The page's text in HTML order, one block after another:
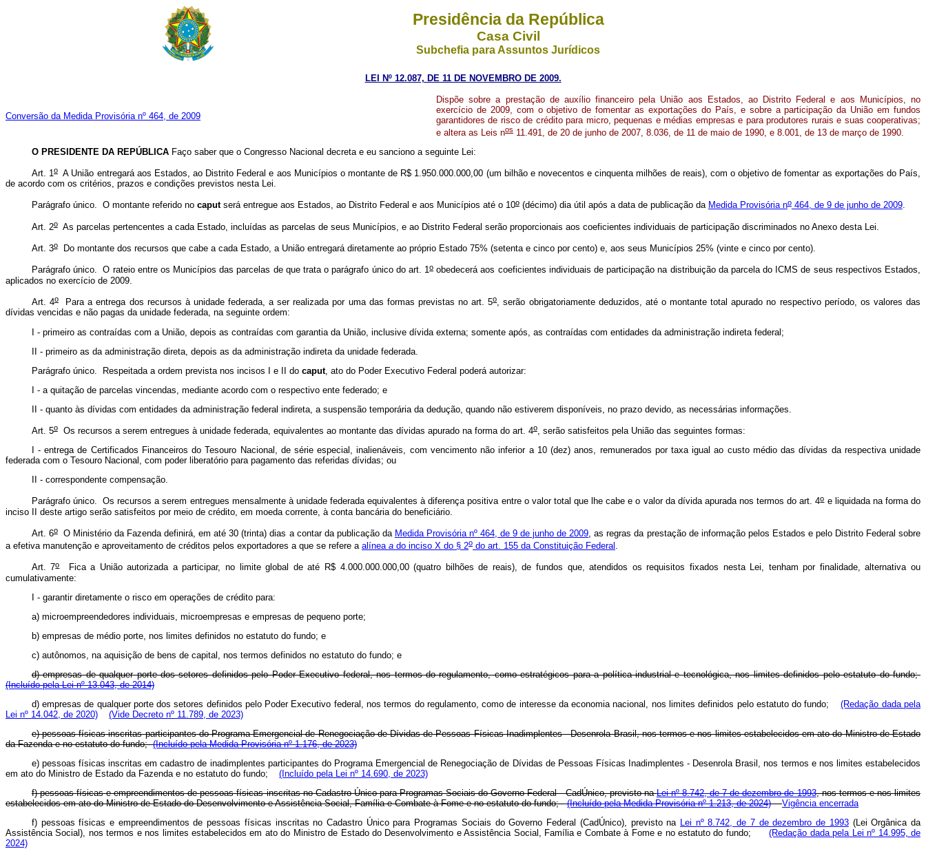
Presidência da República
Casa Civil
Subchefia para Assuntos Jurídicos
LEI Nº 12.087, DE 11 DE NOVEMBRO DE 2009.
Conversão da Medida Provisória nº 464, de 2009
Dispõe sobre a prestação de auxílio financeiro pela União aos Estados, ao Distrito Federal e aos Municípios, no
exercício de 2009, com o objetivo de fomentar as exportações do País, e sobre a participação da União em fundos
garantidores de risco de crédito para micro, pequenas e médias empresas e para produtores rurais e suas cooperativas;
e altera as Leis nos 11.491, de 20 de junho de 2007, 8.036, de 11 de maio de 1990, e 8.001, de 13 de março de 1990.
O PRESIDENTE DA REPÚBLICA Faço saber que o Congresso Nacional decreta e eu sanciono a seguinte Lei:
Art. 1oA União entregará aos Estados, ao Distrito Federal e aos Municípios o montante de R$ 1.950.000.000,00 (um bilhão e novecentos e cinquenta milhões de reais), com o objetivo de fomentar as exportações do País,
de acordo com os critérios, prazos e condições previstos nesta Lei.
Parágrafo único. O montante referido no caputserá entregue aos Estados, ao Distrito Federal e aos Municípios até o 10o(décimo) dia útil após a data de publicação da Medida Provisória no464, de 9 de junho de 2009.
Art. 2oAs parcelas pertencentes a cada Estado, incluídas as parcelas de seus Municípios, e ao Distrito Federal serão proporcionais aos coeficientes individuais de participação discriminados no Anexo desta Lei.
Art. 3oDo montante dos recursos que cabe a cada Estado, a União entregará diretamente ao próprio Estado 75% (setenta e cinco por cento) e, aos seus Municípios 25% (vinte e cinco por cento).
Parágrafo único. O rateio entre os Municípios das parcelas de que trata o parágrafo único do art. 1o obedecerá aos coeficientes individuais de participação na distribuição da parcela do ICMS de seus respectivos Estados,
aplicados no exercício de 2009.
Art. 4oPara a entrega dos recursos à unidade federada, a ser realizada por uma das formas previstas no art. 5o, serão obrigatoriamente deduzidos, até o montante total apurado no respectivo período, os valores das
dívidas vencidas e não pagas da unidade federada, na seguinte ordem:
I - primeiro as contraídas com a União, depois as contraídas com garantia da União, inclusive dívida externa; somente após, as contraídas com entidades da administração indireta federal;
II - primeiro as da administração direta, depois as da administração indireta da unidade federada.
Parágrafo único. Respeitada a ordem prevista nos incisos I e II do caput, ato do Poder Executivo Federal poderá autorizar:
I - a quitação de parcelas vincendas, mediante acordo com o respectivo ente federado; e
II - quanto às dívidas com entidades da administração federal indireta, a suspensão temporária da dedução, quando não estiverem disponíveis, no prazo devido, as necessárias informações.
Art. 5oOs recursos a serem entregues à unidade federada, equivalentes ao montante das dívidas apurado na forma do art. 4o, serão satisfeitos pela União das seguintes formas:
I - entrega de Certificados Financeiros do Tesouro Nacional, de série especial, inalienáveis, com vencimento não inferior a 10 (dez) anos, remunerados por taxa igual ao custo médio das dívidas da respectiva unidade
federada com o Tesouro Nacional, com poder liberatório para pagamento das referidas dívidas; ou
II - correspondente compensação.
Parágrafo único. Os recursos a serem entregues mensalmente à unidade federada equivalentes à diferença positiva entre o valor total que lhe cabe e o valor da dívida apurada nos termos do art. 4oe liquidada na forma do
inciso II deste artigo serão satisfeitos por meio de crédito, em moeda corrente, à conta bancária do beneficiário.
Art. 6oO Ministério da Fazenda definirá, em até 30 (trinta) dias a contar da publicação da Medida Provisória nº 464, de 9 de junho de 2009 , as regras da prestação de informação pelos Estados e pelo Distrito Federal sobre
a efetiva manutenção e aproveitamento de créditos pelos exportadores a que se refere a alínea a do inciso X do § 2o do art. 155 da Constituição Federal .
Art. 7oFica a União autorizada a participar, no limite global de até R$ 4.000.000.000,00 (quatro bilhões de reais), de fundos que, atendidos os requisitos fixados nesta Lei, tenham por finalidade, alternativa ou
cumulativamente:
I - garantir diretamente o risco em operações de crédito para:
a) microempreendedores individuais, microempresas e empresas de pequeno porte;
b) empresas de médio porte, nos limites definidos no estatuto do fundo; e
c) autônomos, na aquisição de bens de capital, nos termos definidos no estatuto do fundo; e
d) empresas de qualquer porte dos setores definidos pelo Poder Executivo federal, nos termos do regulamento, como estratégicos para a política industrial e tecnológica, nos limites definidos pelo estatuto do fundo;
(Incluído pela Lei nº 13.043, de 2014)
d) empresas de qualquer porte dos setores definidos pelo Poder Executivo federal, nos termos do regulamento, como de interesse da economia nacional, nos limites definidos pelo estatuto do fundo;(Redação dada pela
Lei nº 14.042, de 2020)
(Vide Decreto nº 11.789, de 2023)
e) pessoas físicas inscritas participantes do Programa Emergencial de Renegociação de Dívidas de Pessoas Físicas Inadimplentes - Desenrola Brasil, nos termos e nos limites estabelecidos em ato do Ministro de Estado
da Fazenda e no estatuto do fundo;(Incluído pela Medida Provisória nº 1.176, de 2023)
e) pessoas físicas inscritas em cadastro de inadimplentes participantes do Programa Emergencial de Renegociação de Dívidas de Pessoas Físicas Inadimplentes - Desenrola Brasil, nos termos e nos limites estabelecidos
em ato do Ministro de Estado da Fazenda e no estatuto do fundo; (Incluído pela Lei nº 14.690, de 2023)
f) pessoas físicas e empreendimentos de pessoas físicas inscritas no Cadastro Único para Programas Sociais do Governo Federal - CadÚnico, previsto naLei nº 8.742, de 7 de dezembro de 1993, nos termos e nos limites
estabelecidos em ato do Ministro de Estado do Desenvolvimento e Assistência Social, Família e Combate à Fome e no estatuto do fundo;(Incluído pela Medida Provisória nº 1.213, de 2024)
Vigência encerrada
f) pessoas físicas e empreendimentos de pessoas físicas inscritas no Cadastro Único para Programas Sociais do Governo Federal (CadÚnico), previsto na Lei nº 8.742, de 7 de dezembro de 1993(Lei Orgânica da
Assistência Social), nos termos e nos limites estabelecidos em ato do Ministro de Estado do Desenvolvimento e Assistência Social, Família e Combate à Fome e no estatuto do fundo;(Redação dada pela Lei nº 14.995, de
2024)